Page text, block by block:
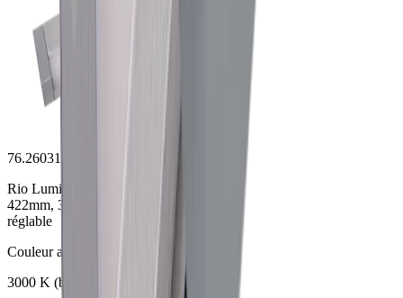
76.26031.30
Rio Luminaire appli. 7.5W/230V
422mm, 3000K, 480lm, effet alu
réglable
Couleur alu
3000 K (blanc chaude)